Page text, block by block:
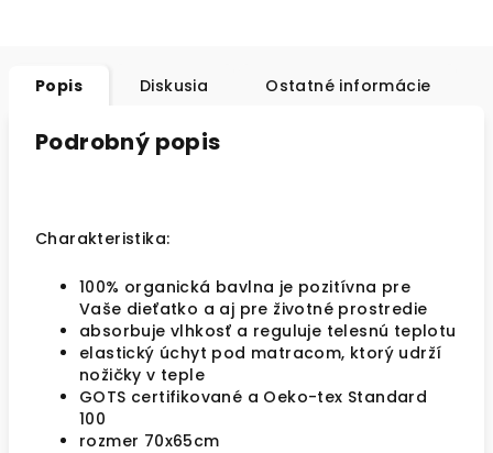
Popis Diskusia Ostatné informácie
Podrobný popis
Charakteristika:
100% organická bavlna je pozitívna pre
Vaše dieťatko a aj pre životné prostredie
absorbuje vlhkosť a reguluje telesnú teplotu
elastický úchyt pod matracom, ktorý udrží
nožičky v teple
GOTS certifikované a Oeko-tex Standard
100
rozmer 70x65cm